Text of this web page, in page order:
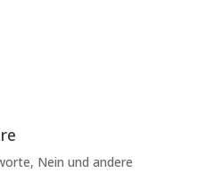
Nein und andere